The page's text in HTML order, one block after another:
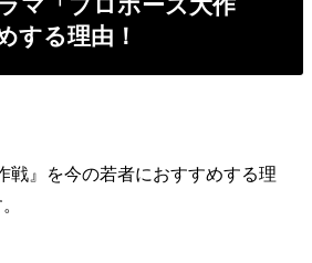
マ「プロポーズ大作
する理由！
戦』を今の若者におすすめする理